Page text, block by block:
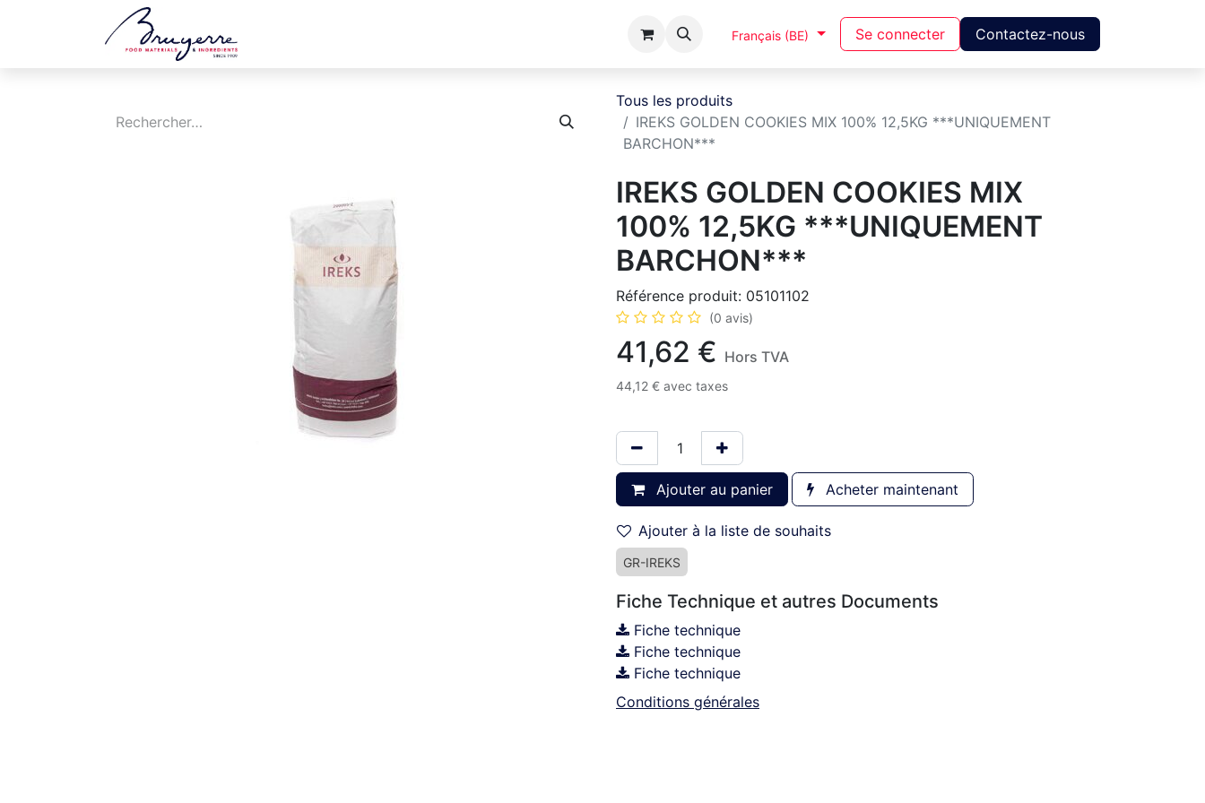
A Propos Français (BE) Se connecter Contactez-nous
Tous les produits
IREKS GOLDEN COOKIES MIX 100% 12,5KG ***UNIQUEMENT
BARCHON***
IREKS GOLDEN COOKIES MIX
100% 12,5KG ***UNIQUEMENT
BARCHON***
Référence produit: 05101102
(0 avis)
41,62 € Hors TVA
44,12 € avec taxes
Ajouter au panier Acheter maintenant
Ajouter à la liste de souhaits
GR-IREKS
Fiche Technique et autres Documents
Fiche technique
Fiche technique
Fiche technique
Conditions générales